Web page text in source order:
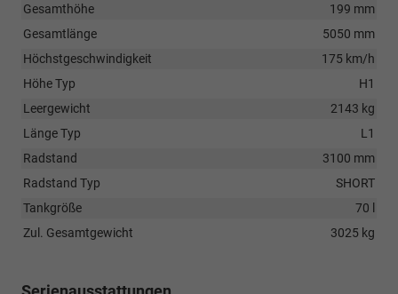
Gesamthöhe
199 mm
Gesamtlänge
5050 mm
Höchstgeschwindigkeit
175 km/h
Höhe Typ
H1
Leergewicht
2143 kg
Länge Typ
L1
Radstand
3100 mm
Radstand Typ
SHORT
Tankgröße
70 l
Zul. Gesamtgewicht
3025 kg